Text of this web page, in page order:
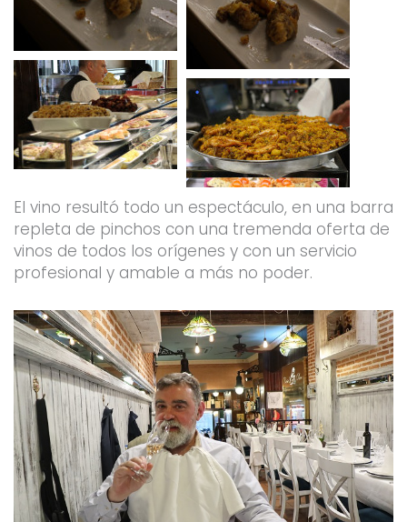
El vino resultó todo un espectáculo, en una barra
repleta de pinchos con una tremenda oferta de
vinos de todos los orígenes y con un servicio
profesional y amable a más no poder.